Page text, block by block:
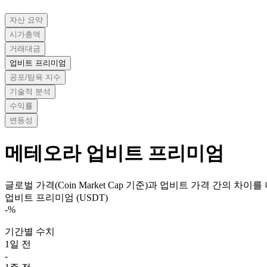
자산 요약
시가총액
거래대금
업비트 프리미엄
공포/탐욕 지수
기술적 분석
수익률
변동성
메테오라 업비트 프리미엄
글로벌 가격(Coin Market Cap 기준)과 업비트 가격 간의 차이를
업비트 프리미엄 (USDT)
-%
기간별 수치
1일 전
-